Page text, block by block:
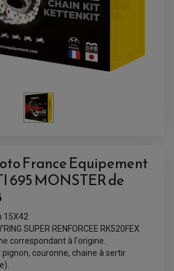
QUAD
POUR QUAD
QUAD
/ SSV
GAZ QUAD
DE GUIDON
France Equipement
695 MONSTER de
15X42
SUPER RENFORCEE RK520FEX
correspondant à l'origine.
couronne, chaine à sertir